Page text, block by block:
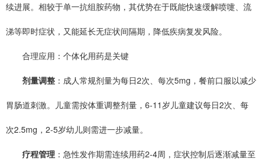
续进展。相较于单一抗组胺药物，其优势在于既能快速缓解喷嚏、流
涕等即时症状，又能延长无症状间隔期，降低疾病复发风险。
合理应用：个体化用药是关键
剂量调整 ：成人常规剂量为每日2次、每次5mg，餐前口服以减少
胃肠道刺激。儿童需按体重调整剂量，6-11岁儿童建议每日2次、每
次2.5mg，2-5岁幼儿则需进一步减量。
疗程管理 ：急性发作期需连续用药2-4周，症状控制后逐渐减量至